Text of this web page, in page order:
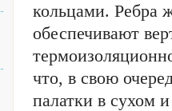
кольцами. Ребра
обеспечивают
что, в свою
палатки в сухом